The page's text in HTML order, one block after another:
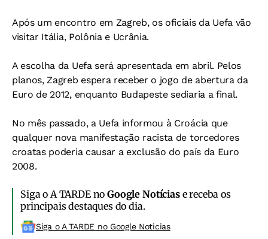
Após um encontro em Zagreb, os oficiais da Uefa vão
visitar Itália, Polônia e Ucrânia.
A escolha da Uefa será apresentada em abril. Pelos
planos, Zagreb espera receber o jogo de abertura da
Euro de 2012, enquanto Budapeste sediaria a final.
No mês passado, a Uefa informou à Croácia que
qualquer nova manifestação racista de torcedores
croatas poderia causar a exclusão do país da Euro
2008.
Siga o A TARDE noGoogle Notíciase receba os
principais destaques do dia.
Siga o A TARDE no Google Noticias